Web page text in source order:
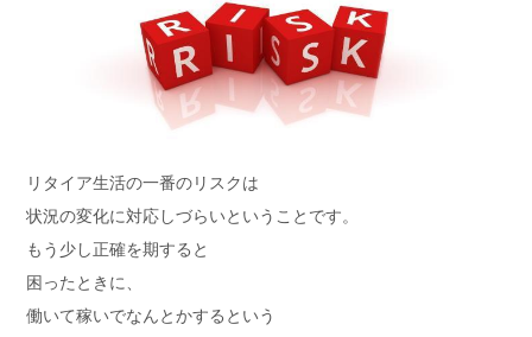
リタイア生活の一番のリスクは
状況の変化に対応しづらいということです。
もう少し正確を期すると
困ったときに、
働いて稼いでなんとかするという